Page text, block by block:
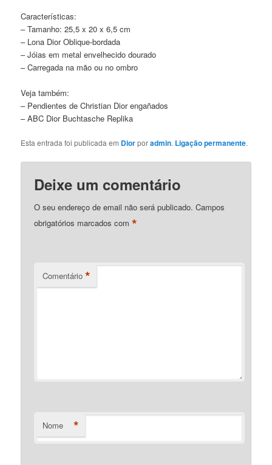
Características:
– Tamanho: 25,5 x 20 x 6,5 cm
– Lona Dior Oblique-bordada
– Jóias em metal envelhecido dourado
– Carregada na mão ou no ombro
Veja também:
– Pendientes de Christian Dior engañados
–ABC Dior Buchtasche Replika
Esta entrada foi publicada em Diorporadmin. Ligação permanente.
Deixe um comentário
O seu endereço de email não será publicado. Campos
obrigatórios marcados com*
Comentário *
Nome *